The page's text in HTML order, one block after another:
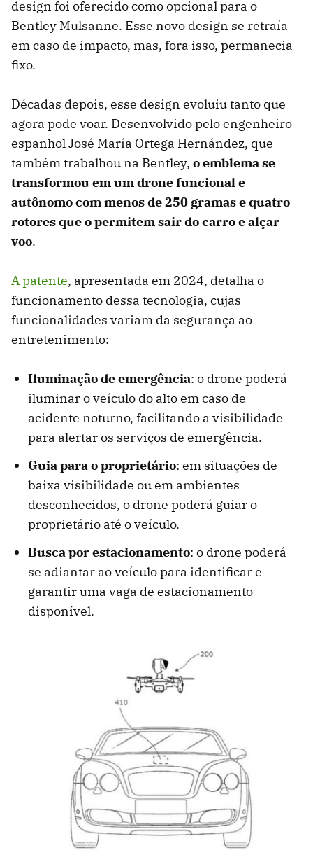
design foi oferecido como opcional para o
Bentley Mulsanne. Esse novo design se retraía
em caso de impacto, mas, fora isso, permanecia
fixo.
Décadas depois, esse design evoluiu tanto que
agora pode voar. Desenvolvido pelo engenheiro
espanhol José María Ortega Hernández, que
também trabalhou na Bentley, o emblema se
transformou em um drone funcional e
autônomo com menos de 250 gramas e quatro
rotores que o permitem sair do carro e alçar
voo.
A patente, apresentada em 2024, detalha o
funcionamento dessa tecnologia, cujas
funcionalidades variam da segurança ao
entretenimento:
Iluminação de emergência: o drone poderá
iluminar o veículo do alto em caso de
acidente noturno, facilitando a visibilidade
para alertar os serviços de emergência.
Guia para o proprietário: em situações de
baixa visibilidade ou em ambientes
desconhecidos, o drone poderá guiar o
proprietário até o veículo.
Busca por estacionamento: o drone poderá
se adiantar ao veículo para identificar e
garantir uma vaga de estacionamento
disponível.